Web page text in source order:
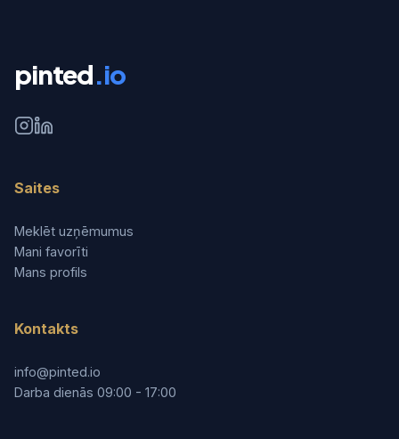
pinted.io
Saites
Meklēt uzņēmumus
Mani favorīti
Mans profils
Kontakts
info@pinted.io
Darba dienās 09:00 - 17:00